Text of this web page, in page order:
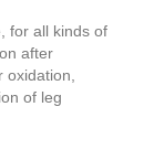
for all kinds of
after
oxidation,
of leg